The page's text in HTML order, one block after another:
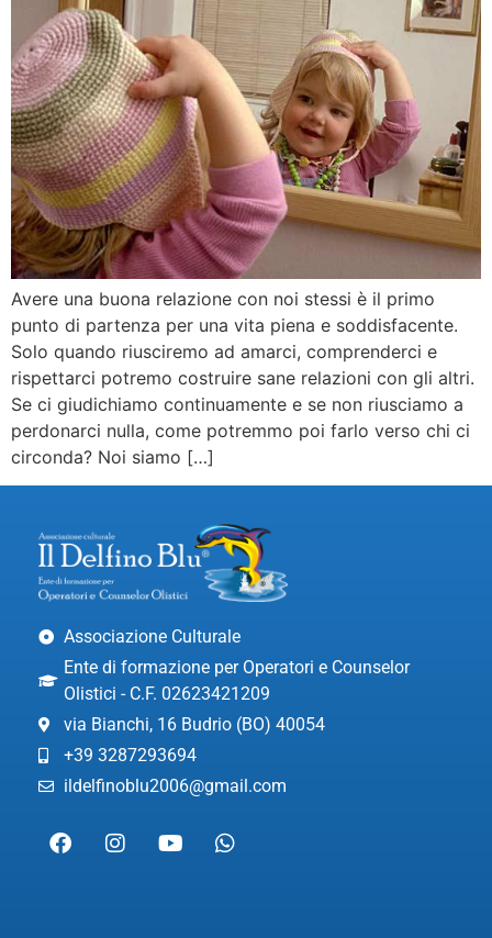
Avere una buona relazione con noi stessi è il primo
punto di partenza per una vita piena e soddisfacente.
Solo quando riusciremo ad amarci, comprenderci e
rispettarci potremo costruire sane relazioni con gli altri.
Se ci giudichiamo continuamente e se non riusciamo a
perdonarci nulla, come potremmo poi farlo verso chi ci
circonda? Noi siamo […]
Associazione Culturale
Ente di formazione per Operatori e Counselor
Olistici - C.F. 02623421209
via Bianchi, 16 Budrio (BO) 40054
+39 3287293694
ildelfinoblu2006@gmail.com